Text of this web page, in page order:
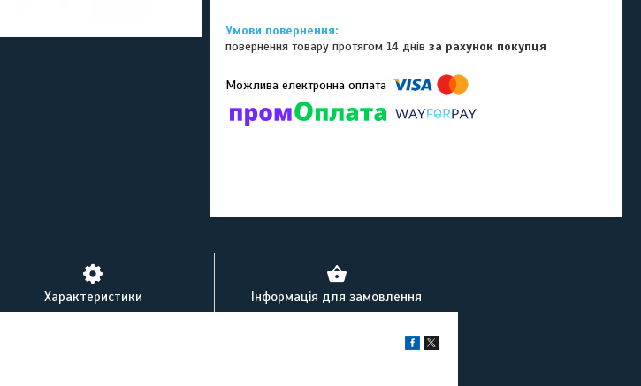
повернення товару протягом 14 днівза рахунок покупця
Характеристики Інформація для замовлення